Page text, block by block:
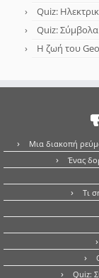
Quiz:
Quiz: Σύμβολα
Η ζωή του
Μια διακοπή
Ένας
Τι
Quiz: